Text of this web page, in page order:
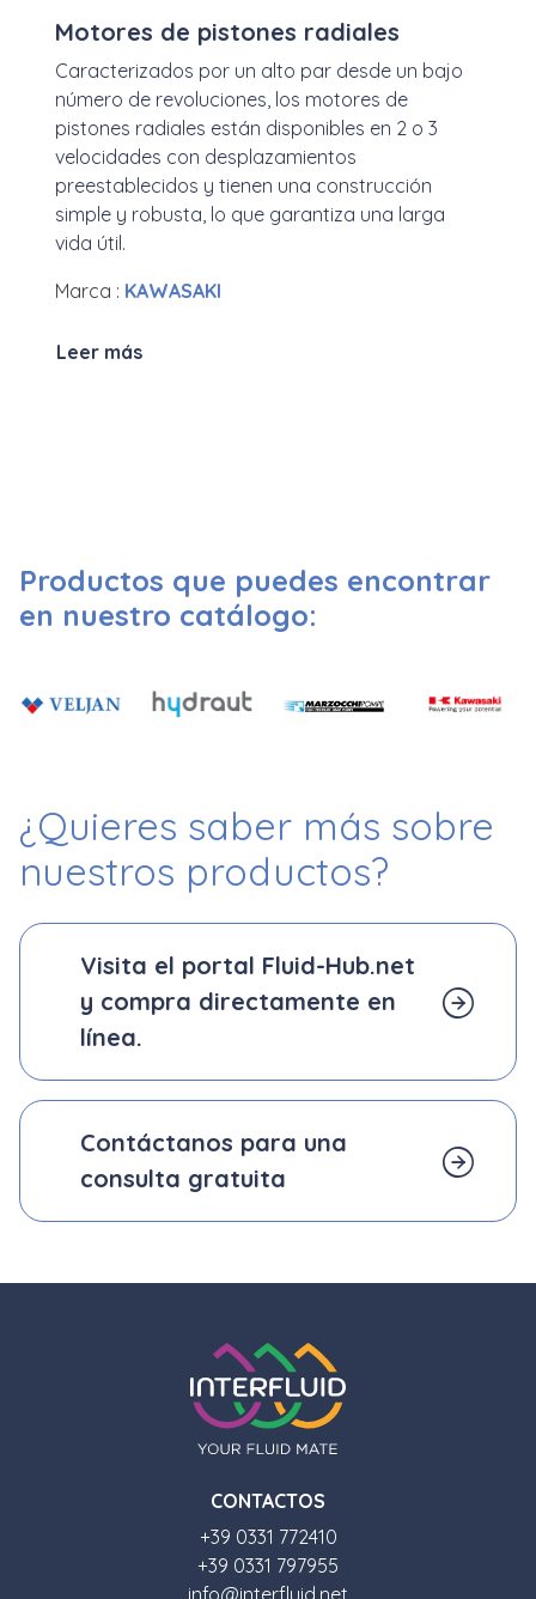
Motores de pistones radiales
Caracterizados por un alto par desde un bajo
número de revoluciones, los motores de
pistones radiales están disponibles en 2 o 3
velocidades con desplazamientos
preestablecidos y tienen una construcción
simple y robusta, lo que garantiza una larga
vida útil.
Marca : KAWASAKI
Leer más
Productos que puedes encontrar
en nuestro catálogo:
¿Quieres saber más sobre
nuestros productos?
Visita el portal Fluid-Hub.net
y compra directamente en
línea.
Contáctanos para una
consulta gratuita
CONTACTOS
+39 0331 772410
+39 0331 797955
info@interfluid.net